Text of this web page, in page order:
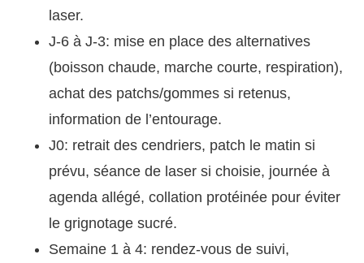
laser.
J-6 à J-3: mise en place des alternatives
(boisson chaude, marche courte, respiration),
achat des patchs/gommes si retenus,
information de l’entourage.
J0: retrait des cendriers, patch le matin si
prévu, séance de laser si choisie, journée à
agenda allégé, collation protéinée pour éviter
le grignotage sucré.
Semaine 1 à 4: rendez-vous de suivi,